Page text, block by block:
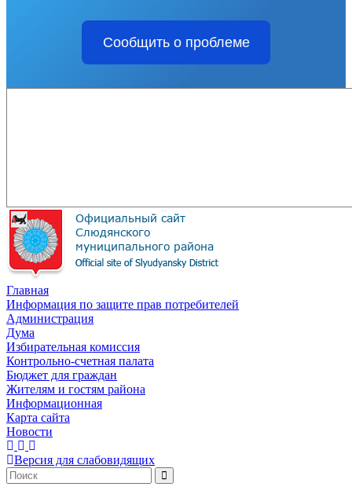
Сообщить о проблеме
Главная
Информация по защите прав потребителей
Администрация
Дума
Избирательная комиссия
Контрольно-счетная палата
Бюджет для граждан
Жителям и гостям района
Информационная
Карта сайта
Новости
Версия для слабовидящих